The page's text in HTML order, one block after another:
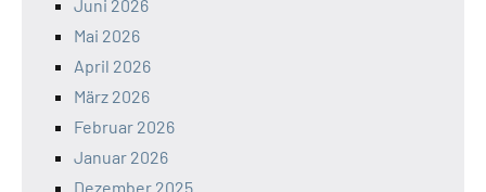
Juni 2026
Mai 2026
April 2026
März 2026
Februar 2026
Januar 2026
Dezember 2025